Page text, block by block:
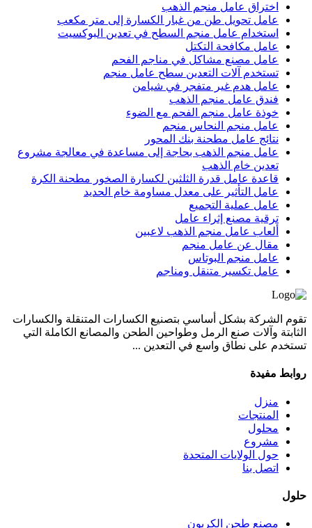
اختراق عامل منجم الذهب
عامل تحويل طن من غبار الكسارة إلى متر مكعب
استخدام عامل منجم السطح في تعدين البوكسيت
عامل مكافحة التكتل
عامل مصنع مشاكل في مناجم الفحم
تستخدم آلات التعدين سطح عامل منجم
عامل هدم غير متفجر في شيامن
فندق عامل منجم الذهب
خوذة عامل منجم الفحم مع الضوء
عامل منجم النحاس منجم
نتائج عامل مطحنة بنك المحور
عامل منجم الذهب بحاجة إلى مساعدة في معالجة مشروع
تعدين خام الذهب
قاعدة عامل قدرة الثلثين لكسارة الصخور مطحنة الكرة
عامل التأثير على معدل مساومة خام الحديد
عامل عملية التجميع
ترقية مصنع إثراء عامل
ألعاب عامل منجم الذهب لاعبين
مقال عن عامل منجم
عامل منجم البوتاس
عامل تكسير متنقل ومناجم
تقوم الشركة بشكل أساسي بتصنيع الكسارات المتنقلة والكسارات
الثابتة وآلات صنع الرمل وطواحين الطحن والمصانع الكاملة التي
تستخدم على نطاق واسع في التعدين ...
روابط مفيدة
منزل
المنتجات
محلول
مشروع
حول الولايات المتحدة
اتصل بنا
حلول
مصنع طحن الكربون